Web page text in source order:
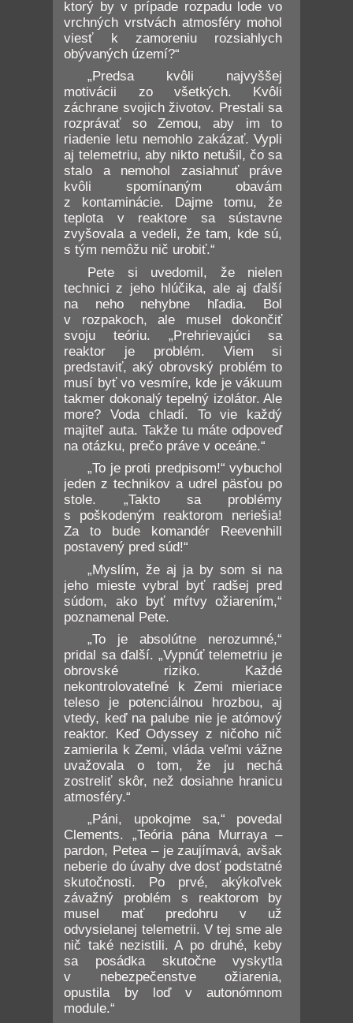
ktorý by v prípade rozpadu lode vo
vrchných vrstvách atmosféry mohol
viesť k zamoreniu rozsiahlych
obývaných území?“
„Predsa kvôli najvyššej
motivácii zo všetkých. Kvôli
záchrane svojich životov. Prestali sa
rozprávať so Zemou, aby im to
riadenie letu nemohlo zakázať. Vypli
aj telemetriu, aby nikto netušil, čo sa
stalo a nemohol zasiahnuť práve
kvôli spomínaným obavám
z kontaminácie. Dajme tomu, že
teplota v reaktore sa sústavne
zvyšovala a vedeli, že tam, kde sú,
s tým nemôžu nič urobiť.“
Pete si uvedomil, že nielen
technici z jeho hlúčika, ale aj ďalší
na neho nehybne hľadia. Bol
v rozpakoch, ale musel dokončiť
svoju teóriu. „Prehrievajúci sa
reaktor je problém. Viem si
predstaviť, aký obrovský problém to
musí byť vo vesmíre, kde je vákuum
takmer dokonalý tepelný izolátor. Ale
more? Voda chladí. To vie každý
majiteľ auta. Takže tu máte odpoveď
na otázku, prečo práve v oceáne.“
„To je proti predpisom!“ vybuchol
jeden z technikov a udrel päsťou po
stole. „Takto sa problémy
s poškodeným reaktorom neriešia!
Za to bude komandér Reevenhill
postavený pred súd!“
„Myslím, že aj ja by som si na
jeho mieste vybral byť radšej pred
súdom, ako byť mŕtvy ožiarením,“
poznamenal Pete.
„To je absolútne nerozumné,“
pridal sa ďalší. „Vypnúť telemetriu je
obrovské riziko. Každé
nekontrolovateľné k Zemi mieriace
teleso je potenciálnou hrozbou, aj
vtedy, keď na palube nie je atómový
reaktor. Keď Odyssey z ničoho nič
zamierila k Zemi, vláda veľmi vážne
uvažovala o tom, že ju nechá
zostreliť skôr, než dosiahne hranicu
atmosféry.“
„Páni, upokojme sa,“ povedal
Clements. „Teória pána Murraya –
pardon, Petea – je zaujímavá, avšak
neberie do úvahy dve dosť podstatné
skutočnosti. Po prvé, akýkoľvek
závažný problém s reaktorom by
musel mať predohru v už
odvysielanej telemetrii. V tej sme ale
nič také nezistili. A po druhé, keby
sa posádka skutočne vyskytla
v nebezpečenstve ožiarenia,
opustila by loď v autonómnom
module.“